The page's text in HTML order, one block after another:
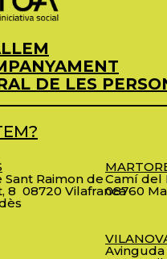
DE LES
Raimon de
8 08720 Vilafranca
Camí del
08760
Avinguda